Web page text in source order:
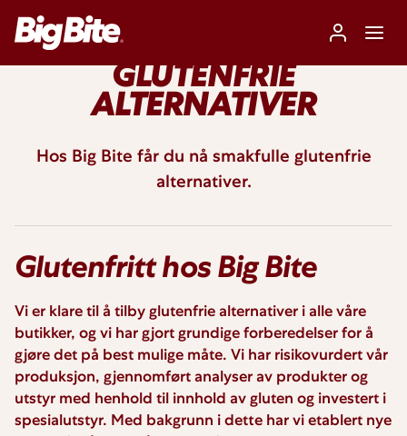
GLUTENFRIE
ALTERNATIVER
Hos Big Bite får du nå smakfulle glutenfrie
alternativer.
Glutenfritt hos Big Bite
Vi er klare til å tilby glutenfrie alternativer i alle våre
butikker, og vi har gjort grundige forberedelser for å
gjøre det på best mulige måte. Vi har risikovurdert vår
produksjon, gjennomført analyser av produkter og
utstyr med henhold til innhold av gluten og investert i
spesialutstyr. Med bakgrunn i dette har vi etablert nye